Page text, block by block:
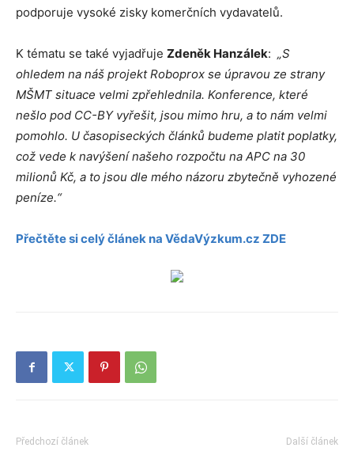
podporuje vysoké zisky komerčních vydavatelů.
K tématu se také vyjadřuje Zdeněk Hanzálek: „S
ohledem na náš projekt Roboprox se úpravou ze strany
MŠMT situace velmi zpřehlednila. Konference, které
nešlo pod CC-BY vyřešit, jsou mimo hru, a to nám velmi
pomohlo. U časopiseckých článků budeme platit poplatky,
což vede k navýšení našeho rozpočtu na APC na 30
milionů Kč, a to jsou dle mého názoru zbytečně vyhozené
peníze.“
Přečtěte si celý článek na VědaVýzkum.cz ZDE
Předchozí článek Další článek